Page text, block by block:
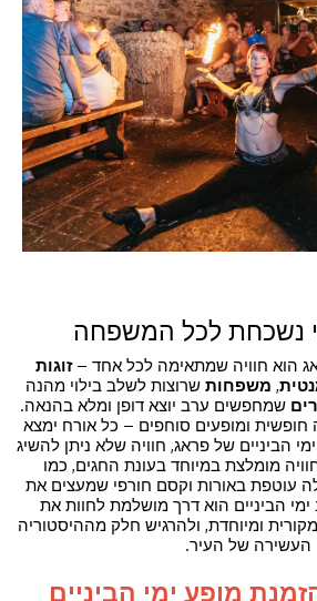
נשכחת לכל המשפחה
הוא חוויה שמתאימה לכל אחד –זוגות
, משפחות שרוצות לשלב בילוי מהנה
שמחפשים ערב יוצא דופן ומלא בהנאה.
ומופעים סוחפים – כל אורח ימצא
הביניים של פראג, חוויה שלא ניתן להשיג
מומלצת במיוחד בעונת החגים, כמו
עוטפת באורות וקסם חורפי שמעצים את
הביניים הוא דרך מושלמת לחוות את
ומיוחדת, ולהרגיש חלק מההיסטוריה
העשירה של העיר.
מופע ימי הביניים